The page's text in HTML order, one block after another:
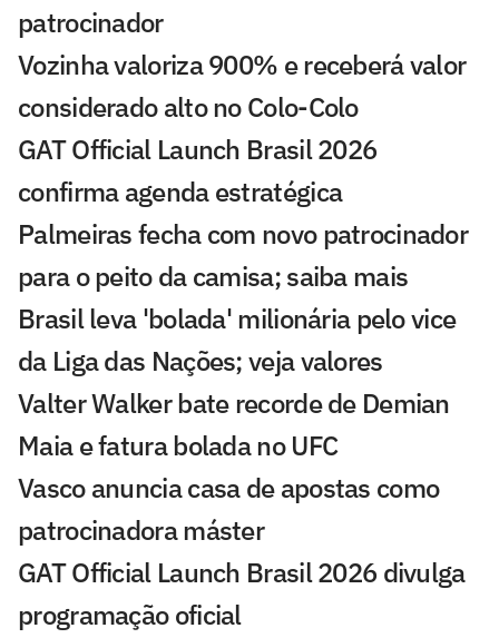
patrocinador
Vozinha valoriza 900% e receberá valor
considerado alto no Colo-Colo
GAT Official Launch Brasil 2026
confirma agenda estratégica
Palmeiras fecha com novo patrocinador
para o peito da camisa; saiba mais
Brasil leva 'bolada' milionária pelo vice
da Liga das Nações; veja valores
Valter Walker bate recorde de Demian
Maia e fatura bolada no UFC
Vasco anuncia casa de apostas como
patrocinadora máster
GAT Official Launch Brasil 2026 divulga
programação oficial